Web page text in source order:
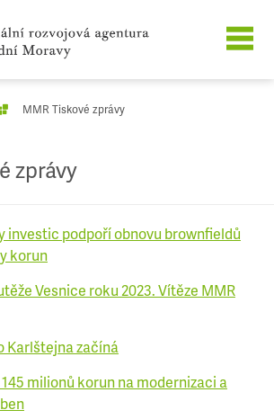
MMR Tiskové zprávy
zprávy
investic podpoří obnovu brownfieldů
korun
Vesnice roku 2023. Vítěze MMR
Karlštejna začíná
milionů korun na modernizaci a